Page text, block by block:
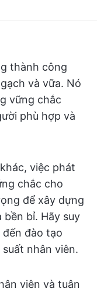
thành công
và vữa. Nó
vững chắc
phù hợp và
việc phát
chắc cho
để xây dựng
bỉ. Hãy suy
đào tạo
nhân viên.
viên và tuân